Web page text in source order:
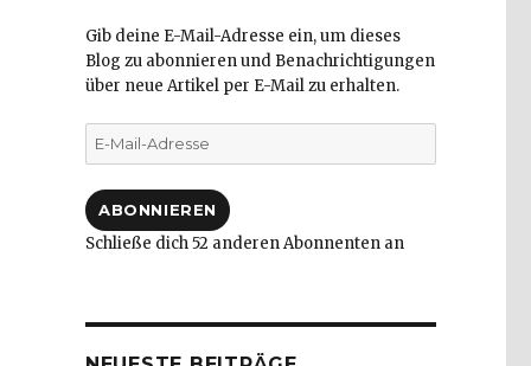
Gib deine E-Mail-Adresse ein, um dieses
Blog zu abonnieren und Benachrichtigungen
über neue Artikel per E-Mail zu erhalten.
E-
Mail-
ABONNIEREN
Schließe dich 52 anderen Abonnenten an